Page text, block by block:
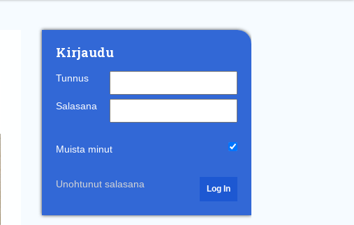
Kirjaudu
Tunnus
Salasana
Muista minut
Unohtunut salasana